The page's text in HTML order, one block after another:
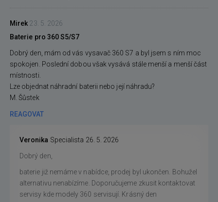
Mirek 23. 5. 2026
Baterie pro 360 S5/S7
Dobrý den, mám od vás vysavač 360 S7 a byl jsem s ním moc
spokojen. Poslední dobou však vysává stále menší a menší část
místnosti.
Lze objednat náhradní baterii nebo její náhradu?
M. Šůstek
REAGOVAT
Veronika Specialista 26. 5. 2026
Dobrý den,
baterie již nemáme v nabídce, prodej byl ukončen. Bohužel
alternativu nenabízíme. Doporučujeme zkusit kontaktovat
servisy kde modely 360 servisují. Krásný den